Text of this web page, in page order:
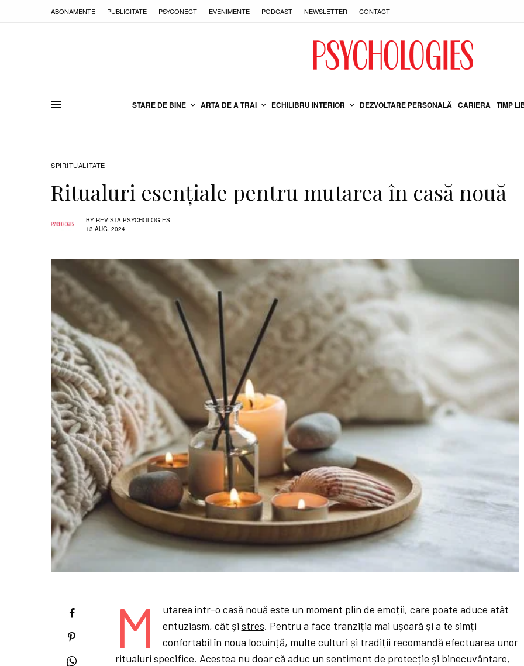
ABONAMENTE PUBLICITATE PSYCONECT EVENIMENTE PODCAST NEWSLETTER CONTACT
STARE DE BINE ARTA DE A TRAI ECHILIBRU INTERIOR DEZVOLTARE PERSONALĂ CARIERA TIMP
SPIRITUALITATE
Ritualuri esențiale pentru mutarea în casă nouă
BY REVISTA PSYCHOLOGIES
13 AUG. 2024
M
utarea într-o casă nouă este un moment plin de emoții, care poate aduce atât
entuziasm, cât și stres. Pentru a face tranziția mai ușoară și a te simți
confortabil în noua locuință, multe culturi și tradiții recomandă efectuarea unor
ritualuri specifice. Acestea nu doar că aduc un sentiment de protecție și binecuvântare,